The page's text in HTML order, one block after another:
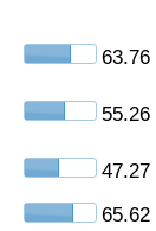
63.76
55.26
47.27
65.62